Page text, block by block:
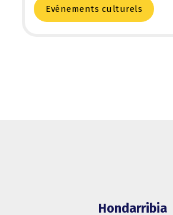
Evénements culturels
Hondarribia